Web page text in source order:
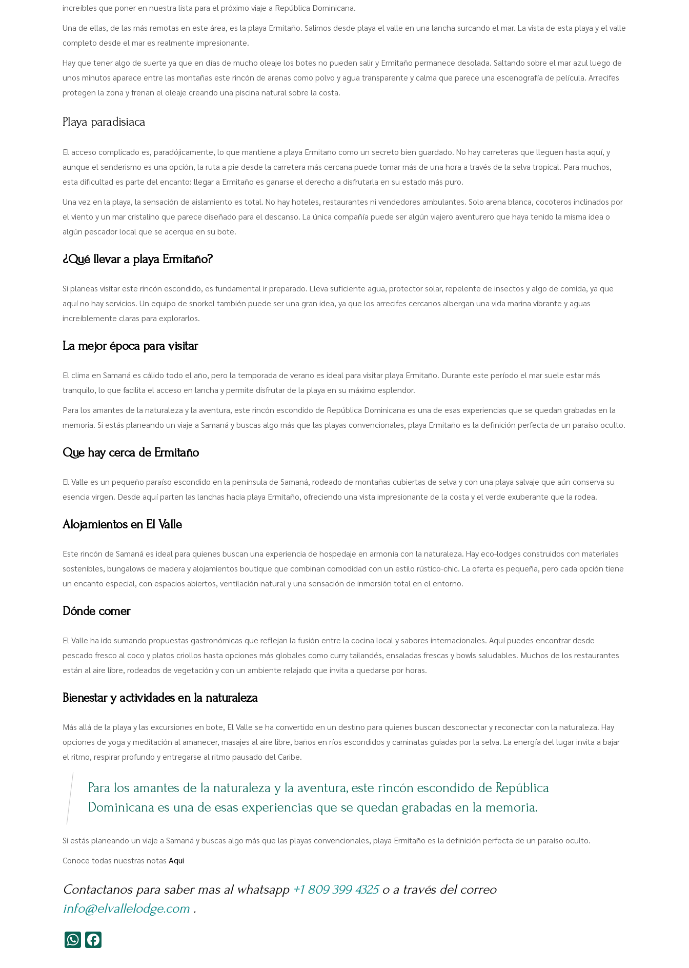
increíbles que poner en nuestra lista para el próximo viaje a República Dominicana.
Una de ellas, de las más remotas en este área, es la playa Ermitaño. Salimos desde playa el valle en una lancha surcando el mar. La vista de esta playa y el valle
completo desde el mar es realmente impresionante.
Hay que tener algo de suerte ya que en días de mucho oleaje los botes no pueden salir y Ermitaño permanece desolada. Saltando sobre el mar azul luego de
unos minutos aparece entre las montañas este rincón de arenas como polvo y agua transparente y calma que parece una escenografía de película. Arrecifes
protegen la zona y frenan el oleaje creando una piscina natural sobre la costa.
Playa paradisiaca
El acceso complicado es, paradójicamente, lo que mantiene a playa Ermitaño como un secreto bien guardado. No hay carreteras que lleguen hasta aquí, y
aunque el senderismo es una opción, la ruta a pie desde la carretera más cercana puede tomar más de una hora a través de la selva tropical. Para muchos,
esta dificultad es parte del encanto: llegar a Ermitaño es ganarse el derecho a disfrutarla en su estado más puro.
Una vez en la playa, la sensación de aislamiento es total. No hay hoteles, restaurantes ni vendedores ambulantes. Solo arena blanca, cocoteros inclinados por
el viento y un mar cristalino que parece diseñado para el descanso. La única compañía puede ser algún viajero aventurero que haya tenido la misma idea o
algún pescador local que se acerque en su bote.
¿Qué llevar a playa Ermitaño?
Si planeas visitar este rincón escondido, es fundamental ir preparado. Lleva suficiente agua, protector solar, repelente de insectos y algo de comida, ya que
aquí no hay servicios. Un equipo de snorkel también puede ser una gran idea, ya que los arrecifes cercanos albergan una vida marina vibrante y aguas
increíblemente claras para explorarlos.
La mejor época para visitar
El clima en Samaná es cálido todo el año, pero la temporada de verano es ideal para visitar playa Ermitaño. Durante este período el mar suele estar más
tranquilo, lo que facilita el acceso en lancha y permite disfrutar de la playa en su máximo esplendor.
Para los amantes de la naturaleza y la aventura, este rincón escondido de República Dominicana es una de esas experiencias que se quedan grabadas en la
memoria. Si estás planeando un viaje a Samaná y buscas algo más que las playas convencionales, playa Ermitaño es la definición perfecta de un paraíso oculto.
Que hay cerca de Ermitaño
El Valle es un pequeño paraíso escondido en la península de Samaná, rodeado de montañas cubiertas de selva y con una playa salvaje que aún conserva su
esencia virgen. Desde aquí parten las lanchas hacia playa Ermitaño, ofreciendo una vista impresionante de la costa y el verde exuberante que la rodea.
Alojamientos en El Valle
Este rincón de Samaná es ideal para quienes buscan una experiencia de hospedaje en armonía con la naturaleza. Hay eco-lodges construidos con materiales
sostenibles, bungalows de madera y alojamientos boutique que combinan comodidad con un estilo rústico-chic. La oferta es pequeña, pero cada opción tiene
un encanto especial, con espacios abiertos, ventilación natural y una sensación de inmersión total en el entorno.
Dónde comer
El Valle ha ido sumando propuestas gastronómicas que reflejan la fusión entre la cocina local y sabores internacionales. Aquí puedes encontrar desde
pescado fresco al coco y platos criollos hasta opciones más globales como curry tailandés, ensaladas frescas y bowls saludables. Muchos de los restaurantes
están al aire libre, rodeados de vegetación y con un ambiente relajado que invita a quedarse por horas.
Bienestar y actividades en la naturaleza
Más allá de la playa y las excursiones en bote, El Valle se ha convertido en un destino para quienes buscan desconectar y reconectar con la naturaleza. Hay
opciones de yoga y meditación al amanecer, masajes al aire libre, baños en ríos escondidos y caminatas guiadas por la selva. La energía del lugar invita a bajar
el ritmo, respirar profundo y entregarse al ritmo pausado del Caribe.
Para los amantes de la naturaleza y la aventura, este rincón escondido de República
Dominicana es una de esas experiencias que se quedan grabadas en la memoria.
Si estás planeando un viaje a Samaná y buscas algo más que las playas convencionales, playa Ermitaño es la definición perfecta de un paraíso oculto.
Conoce todas nuestras notas Aqui
Contactanos para saber mas al whatsapp +1 809 399 4325 o a través del correo
info@elvallelodge.com .
WhatsApp